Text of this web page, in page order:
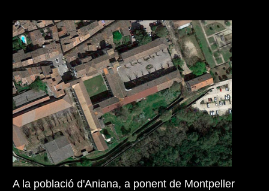
A la població d'Aniana, a ponent de Montpeller